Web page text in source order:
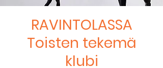
RAVINTOLASSA
Toisten tekemä
klubi